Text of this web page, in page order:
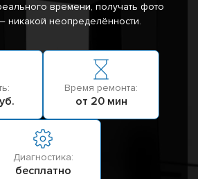
времени, получать фото
никакой неопределённости.
Время ремонта:
от 20 мин
Диагностика:
бесплатно